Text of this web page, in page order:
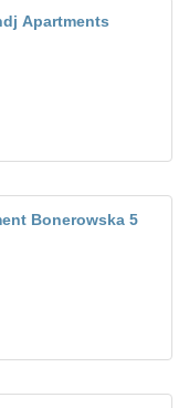
Apartments
Bonerowska 5